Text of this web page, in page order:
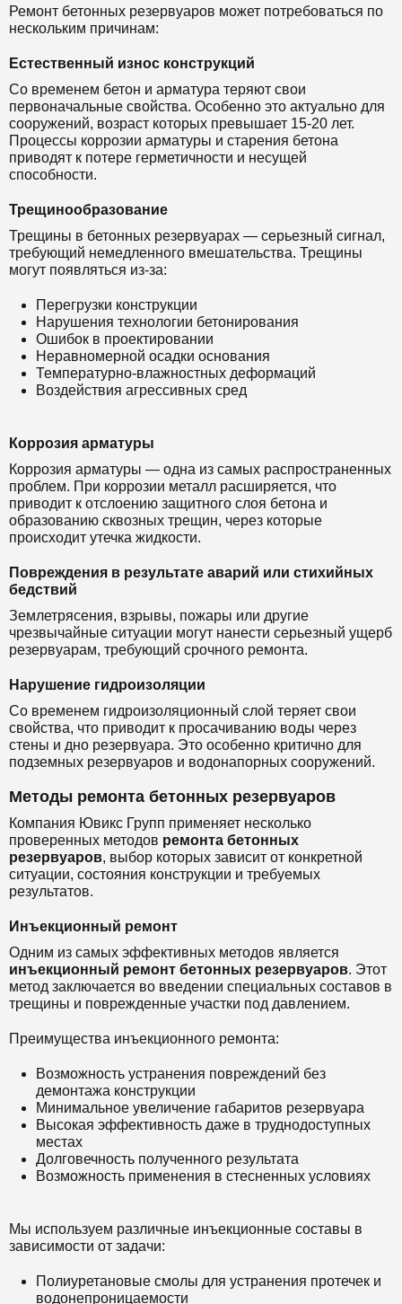
Ремонт бетонных резервуаров может потребоваться по
нескольким причинам:
Естественный износ конструкций
Со временем бетон и арматура теряют свои
первоначальные свойства. Особенно это актуально для
сооружений, возраст которых превышает 15-20 лет.
Процессы коррозии арматуры и старения бетона
приводят к потере герметичности и несущей
способности.
Трещинообразование
Трещины в бетонных резервуарах — серьезный сигнал,
требующий немедленного вмешательства. Трещины
могут появляться из-за:
Перегрузки конструкции
Нарушения технологии бетонирования
Ошибок в проектировании
Неравномерной осадки основания
Температурно-влажностных деформаций
Воздействия агрессивных сред
Коррозия арматуры
Коррозия арматуры — одна из самых распространенных
проблем. При коррозии металл расширяется, что
приводит к отслоению защитного слоя бетона и
образованию сквозных трещин, через которые
происходит утечка жидкости.
Повреждения в результате аварий или стихийных
бедствий
Землетрясения, взрывы, пожары или другие
чрезвычайные ситуации могут нанести серьезный ущерб
резервуарам, требующий срочного ремонта.
Нарушение гидроизоляции
Со временем гидроизоляционный слой теряет свои
свойства, что приводит к просачиванию воды через
стены и дно резервуара. Это особенно критично для
подземных резервуаров и водонапорных сооружений.
Методы ремонта бетонных резервуаров
Компания Ювикс Групп применяет несколько
проверенных методов ремонта бетонных
резервуаров, выбор которых зависит от конкретной
ситуации, состояния конструкции и требуемых
результатов.
Инъекционный ремонт
Одним из самых эффективных методов является
инъекционный ремонт бетонных резервуаров. Этот
метод заключается во введении специальных составов в
трещины и поврежденные участки под давлением.
Преимущества инъекционного ремонта:
Возможность устранения повреждений без
демонтажа конструкции
Минимальное увеличение габаритов резервуара
Высокая эффективность даже в труднодоступных
местах
Долговечность полученного результата
Возможность применения в стесненных условиях
Мы используем различные инъекционные составы в
зависимости от задачи:
Полиуретановые смолы для устранения протечек и
водонепроницаемости